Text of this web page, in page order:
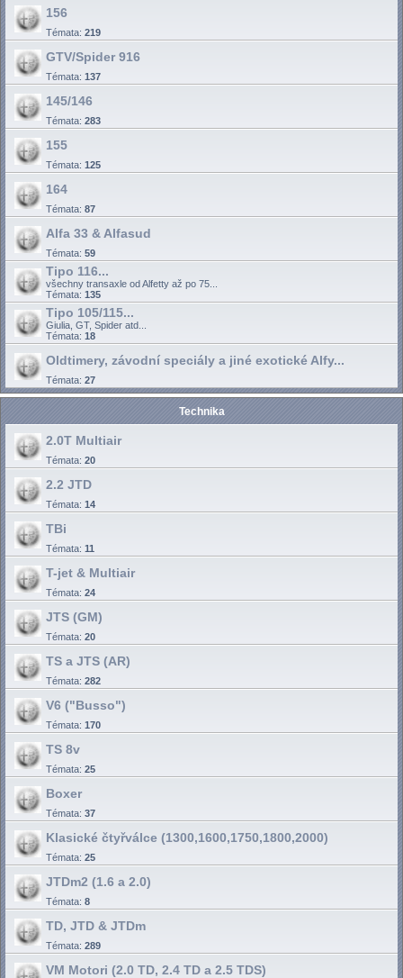
156
Témata: 219
GTV/Spider 916
Témata: 137
145/146
Témata: 283
155
Témata: 125
164
Témata: 87
Alfa 33 & Alfasud
Témata: 59
Tipo 116...
všechny transaxle od Alfetty až po 75...
Témata: 135
Tipo 105/115...
Giulia, GT, Spider atd...
Témata: 18
Oldtimery, závodní speciály a jiné exotické Alfy...
Témata: 27
Technika
2.0T Multiair
Témata: 20
2.2 JTD
Témata: 14
TBi
Témata: 11
T-jet & Multiair
Témata: 24
JTS (GM)
Témata: 20
TS a JTS (AR)
Témata: 282
V6 ("Busso")
Témata: 170
TS 8v
Témata: 25
Boxer
Témata: 37
Klasické čtyřválce (1300,1600,1750,1800,2000)
Témata: 25
JTDm2 (1.6 a 2.0)
Témata: 8
TD, JTD & JTDm
Témata: 289
VM Motori (2.0 TD, 2.4 TD a 2.5 TDS)